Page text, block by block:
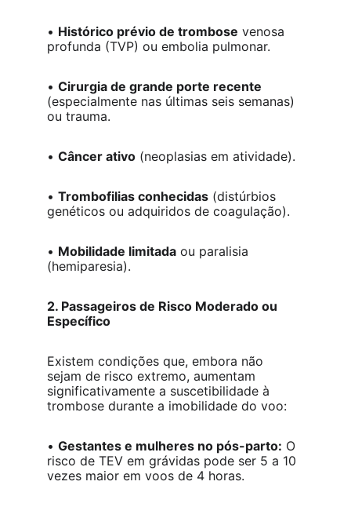
• Histórico prévio de trombose venosa
profunda (TVP) ou embolia pulmonar.
• Cirurgia de grande porte recente
(especialmente nas últimas seis semanas)
ou trauma.
• Câncer ativo (neoplasias em atividade).
• Trombofilias conhecidas (distúrbios
genéticos ou adquiridos de coagulação).
• Mobilidade limitada ou paralisia
(hemiparesia).
2. Passageiros de Risco Moderado ou
Específico
Existem condições que, embora não
sejam de risco extremo, aumentam
significativamente a suscetibilidade à
trombose durante a imobilidade do voo:
• Gestantes e mulheres no pós-parto: O
risco de TEV em grávidas pode ser 5 a 10
vezes maior em voos de 4 horas.